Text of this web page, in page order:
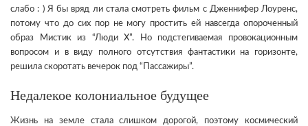
слабо : ) Я бы вряд ли стала смотреть фильм с Дженнифер Лоуренс,
потому что до сих пор не могу простить ей навсегда опороченный
образ Мистик из “Люди Х”. Но подстегиваемая провокационным
вопросом и в виду полного отсутствия фантастики на горизонте,
решила скоротать вечерок под “Пассажиры”.
Недалекое колониальное будущее
Жизнь на земле стала слишком дорогой, поэтому космический